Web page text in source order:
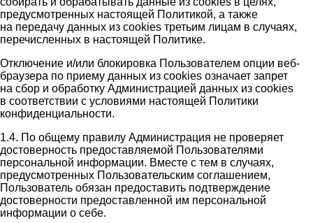
предусмотренных настоящей Политикой, а также
на передачу данных из cookies третьим лицам в случаях,
перечисленных в настоящей Политике.
Отключение и/или блокировка Пользователем опции веб-
браузера по приему данных из cookies означает запрет
на сбор и обработку Администрацией данных из cookies
в соответствии с условиями настоящей Политики
конфиденциальности.
1.4. По общему правилу Администрация не проверяет
достоверность предоставляемой Пользователями
персональной информации. Вместе с тем в случаях,
предусмотренных Пользовательским соглашением,
Пользователь обязан предоставить подтверждение
достоверности предоставленной им персональной
информации о себе.